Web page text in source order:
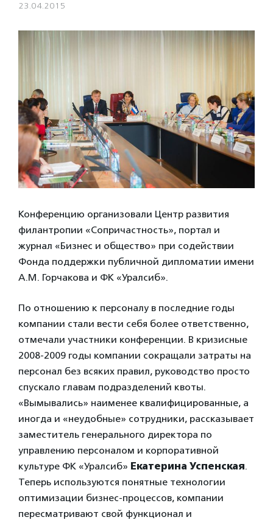
23.04.2015
Конференцию организовали Центр развития
филантропии «Сопричастность», портал и
журнал «Бизнес и общество» при содействии
Фонда поддержки публичной дипломатии имени
А.М. Горчакова и ФК «Уралсиб».
По отношению к персоналу в последние годы
компании стали вести себя более ответственно,
отмечали участники конференции. В кризисные
2008-2009 годы компании сокращали затраты на
персонал без всяких правил, руководство просто
спускало главам подразделений квоты.
«Вымывались» наименее квалифицированные, а
иногда и «неудобные» сотрудники, рассказывает
заместитель генерального директора по
управлению персоналом и корпоративной
культуре ФК «Уралсиб» Екатерина Успенская.
Теперь используются понятные технологии
оптимизации бизнес-процессов, компании
пересматривают свой функционал и